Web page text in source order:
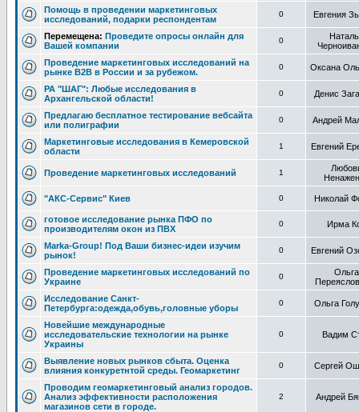
Помощь в проведении маркетинговых
исследований, подарки респондентам
0 Евгения
Перемещена: Проведите опросы онлайн для
Вашей компании
0
Проведение маркетинговых исследований на
рынке B2B в России и за рубежом.
0 Оксана
РА "ШАГ": Любые исследования в
Архангельской области!
0 Денис
Предлагаю бесплатное тестирование вебсайта
или полиграфии
0 Андрей
Маркетинговые исследования в Кемеровской
области
1 Евгений
Проведение маркетинговых исследований 1
"АКС-Сервис" Киев 0 Николай
готовое исследование рынка ПФО по
производителям окон из ПВХ
0 Ирма
Marka-Group! Под Ваши бизнес-идеи изучим
рынок!
0 Евгений
Проведение маркетинговых исследований по
Украине
0
Ольга
Исследование Санкт-
Петербурга:одежда,обувь,головные уборы
0 Ольга
Новейшие международные
исследовательские технологии на рынке
Украины
0 Вадим
Выявление новых рынков сбыта. Оценка
влияния конкуретнтой среды. Геомаркетинг
0 Сергей
Проводим геомаркетинговый анализ городов.
Анализ эффективности расположения
магазинов сети в городе.
2 Андрей